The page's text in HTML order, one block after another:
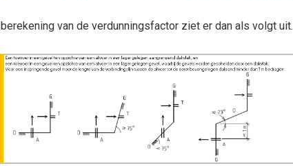
van de verdunningsfactor ziet er dan als volgt uit.